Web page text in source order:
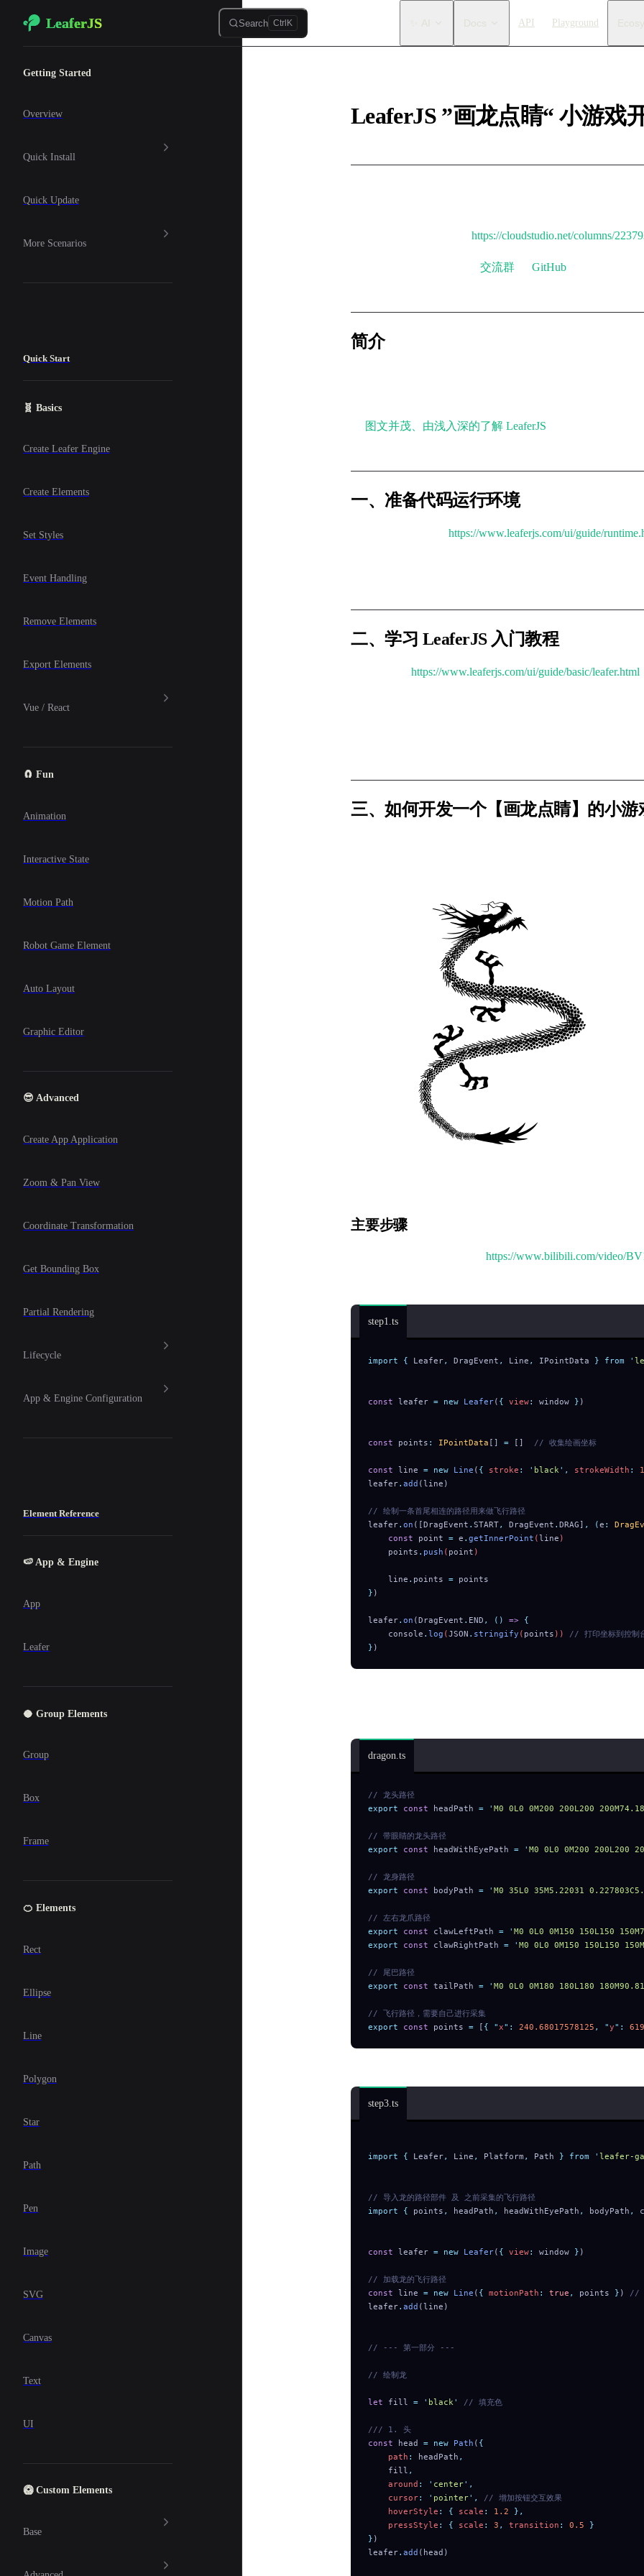
Skip to content
LeaferJS Search Ctrl K
Main Navigation
✨ AI Docs API Playground
Getting Started
Overview
Quick Install
Quick Update
More Scenarios
Quick Start
🧬 Basics
Create Leafer Engine
Create Elements
Set Styles
Event Handling
Remove Elements
Export Elements
Vue / React
🧲 Fun
Animation
Interactive State
Motion Path
Robot Game Element
Auto Layout
Graphic Editor
😎 Advanced
Create App Application
Zoom & Pan View
Coordinate Transformation
Get Bounding Box
Partial Rendering
Lifecycle
App & Engine Configuration
Element Reference
🍉 App & Engine
App
Leafer
🥥 Group Elements
Group
Box
Frame
🍊 Elements
Rect
Ellipse
Line
Polygon
Star
Path
Pen
Image
SVG
Canvas
Text
UI
🥝 Custom Elements
Base
LeaferJS ”画龙点睛“ 小游戏
https://cloudstudio.net/columns/
交流群 GitHub
简介
图文并茂、由浅入深的了解 LeaferJS
一、准备代码运行环境
https://www.leaferjs.com/ui/guide/
二、学习 LeaferJS 入门教程
https://www.leaferjs.com/ui/guide/basic/leafer.html
三、如何开发一个【画龙点睛】的小游
主要步骤
https://www.bilibili.com/video/
step1.ts
import { Leafer, DragEvent , Line , IPointData } from '
const leafer = new Leafer( { view: window } )
const points : IPointData [] = [] // 收集绘画坐标
const line = new Line ( { stroke : ' black' , strokeWidth :
leafer. add (line)
// 绘制一条首尾相连的路径用来做飞行路径
leafer. on ([DragEvent . START, DragEvent . DRAG] , (e :
    const
point = e . getInnerPoint (line )
    points
. push ( point )
    line
. points = points
} )
leafer. on (DragEvent . END , () => {
    console
. log (JSON . stringify ( points )) // 打印坐标到控制
} )
dragon.ts
// 龙头路径
export const headPath = ' M0 0L0 0M200 200L200
// 带眼睛的龙头路径
export const headWithEyePath = ' M0 0L0 0M200
// 龙身路径
export const bodyPath = ' M0 35L0 35M5.22031
// 左右龙爪路径
export const clawLeftPath = ' M0 0L0 0M150 150L150
export const clawRightPath = ' M0 0L0 0M150 150L150
// 尾巴路径
export const tailPath = ' M0 0L0 0M180 180L180
// 飞行路径，需要自己进行采集
export const points = [ { "x" : 240.68017578125 , "y" :
step3.ts
import { Leafer, Line , Platform , Path } from ' leafer-
// 导入龙的路径部件 及 之前采集的飞行路径
import { points , headPath , headWithEyePath , bodyPath ,
const leafer = new Leafer( { view: window } )
// 加载龙的飞行路径
const line = new Line ( { motionPath : true , points } ) //
leafer. add (line)
// --- 第一部分 ---
// 绘制龙
let fill = ' black' // 填充色
/// 1. 头
const head = new Path ( {
    path
: headPath ,
    fill
,
    around
: ' center' ,
    cursor
: ' pointer' ,
// 增加按钮交互效果
    hoverStyle
: { scale : 1.2 },
    pressStyle
: { scale : 3 , transition : 0.5 }
} )
leafer. add (head)